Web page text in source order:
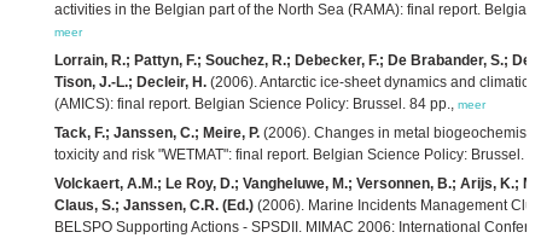
activities in the Belgian part of the North Sea (RAMA): final report.
meer
Lorrain, R.; Pattyn, F.; Souchez, R.; Debecker, F.; De Brabander, S.;
Tison, J.-L.; Decleir, H. (2006). Antarctic ice-sheet dynamics and climatic
(AMICS): final report. Belgian Science Policy: Brussel. 84 pp., meer
Tack, F.; Janssen, C.; Meire, P. (2006). Changes in metal
toxicity and risk "WETMAT": final report. Belgian Science Policy: Brussel.
Volckaert, A.M.; Le Roy, D.; Vangheluwe, M.; Versonnen, B.; Arijs, K.;
Claus, S.; Janssen, C.R. (Ed.) (2006). Marine Incidents Management
BELSPO Supporting Actions - SPSDII. MIMAC 2006: International